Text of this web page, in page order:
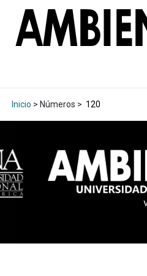
Inicio > Números > 120